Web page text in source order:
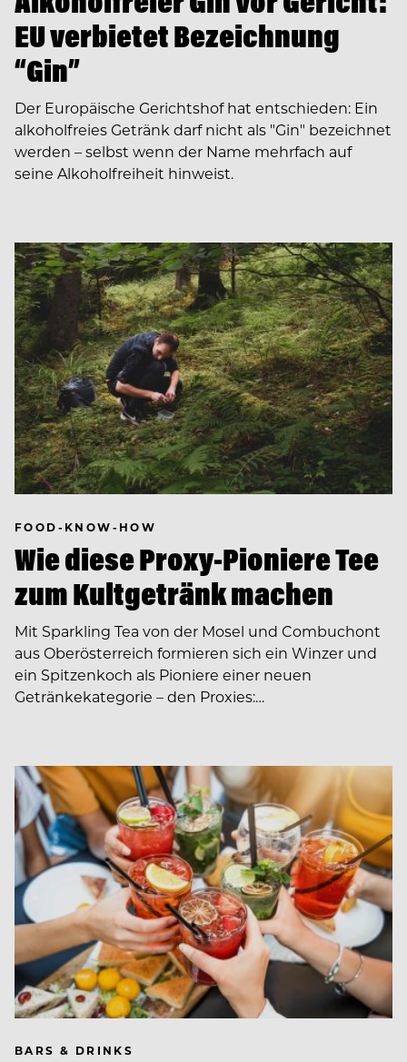
EU verbietet Bezeichnung
“Gin”
Der Europäische Gerichtshof hat entschieden: Ein
alkoholfreies Getränk darf nicht als "Gin" bezeichnet
werden – selbst wenn der Name mehrfach auf
seine Alkohol­freiheit hinweist.
FOOD-KNOW-HOW
Wie diese Proxy-Pioniere Tee
zum Kultgetränk machen
Mit Sparkling Tea von der Mosel und Combuchont
aus Oberösterreich formieren sich ein Winzer und
ein Spitzenkoch als Pioniere einer ­neuen
Getränkekategorie – den Proxies:…
BARS & DRINKS